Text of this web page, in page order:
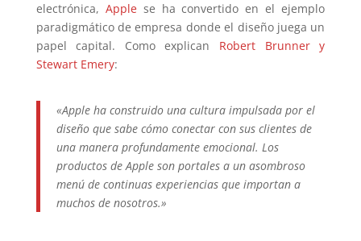
electrónica, Applese ha convertido en el ejemplo
paradigmático de empresa donde el diseño juega un
papel capital. Como explican Robert Brunner y
Stewart Emery:
«Apple ha construido una cultura impulsada por el
diseño que sabe cómo conectar con sus clientes de
una manera profundamente emocional. Los
productos de Apple son portales a un asombroso
menú de continuas experiencias que importan a
muchos de nosotros.»